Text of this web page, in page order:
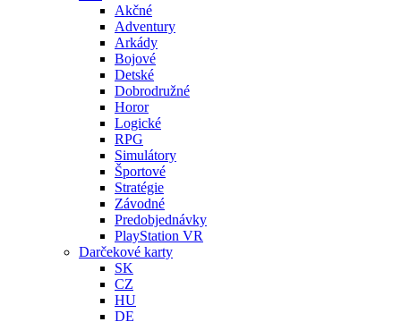
Akčné
Adventury
Arkády
Bojové
Detské
Dobrodružné
Horor
Logické
RPG
Simulátory
Športové
Stratégie
Závodné
Predobjednávky
PlayStation VR
Darčekové karty
SK
CZ
HU
DE